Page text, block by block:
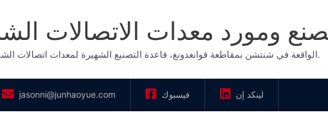
Junhaoyue، الواقعة في شنتشن بمقاطعة قوانغدونغ، قاعدة التصنيع الشهيرة لمعدات اتصالات الشبكة، هي مورد صناعي محترف ومصنع لمعدات عالية الجودة.
jasonni@junhaoyue.com فيسبوك لينكد إن